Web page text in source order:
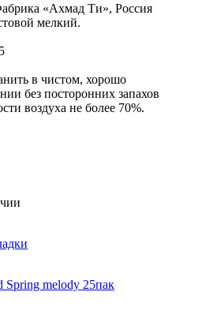
«Ахмад Ти», Россия
мелкий.
в чистом, хорошо
без посторонних запахов
воздуха не более 70%.